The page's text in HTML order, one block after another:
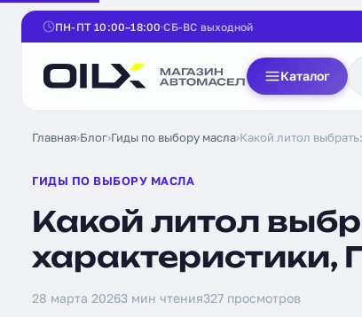
ПН-ПТ 10:00–18:00 СБ-ВС выходной
Каталог
Главная›Блог›Гиды по выбору масла›Какой литол
ГИДЫ ПО ВЫБОРУ МАСЛА
Какой литол
характеристики,
28 марта 20263 мин чтения327 просмотров